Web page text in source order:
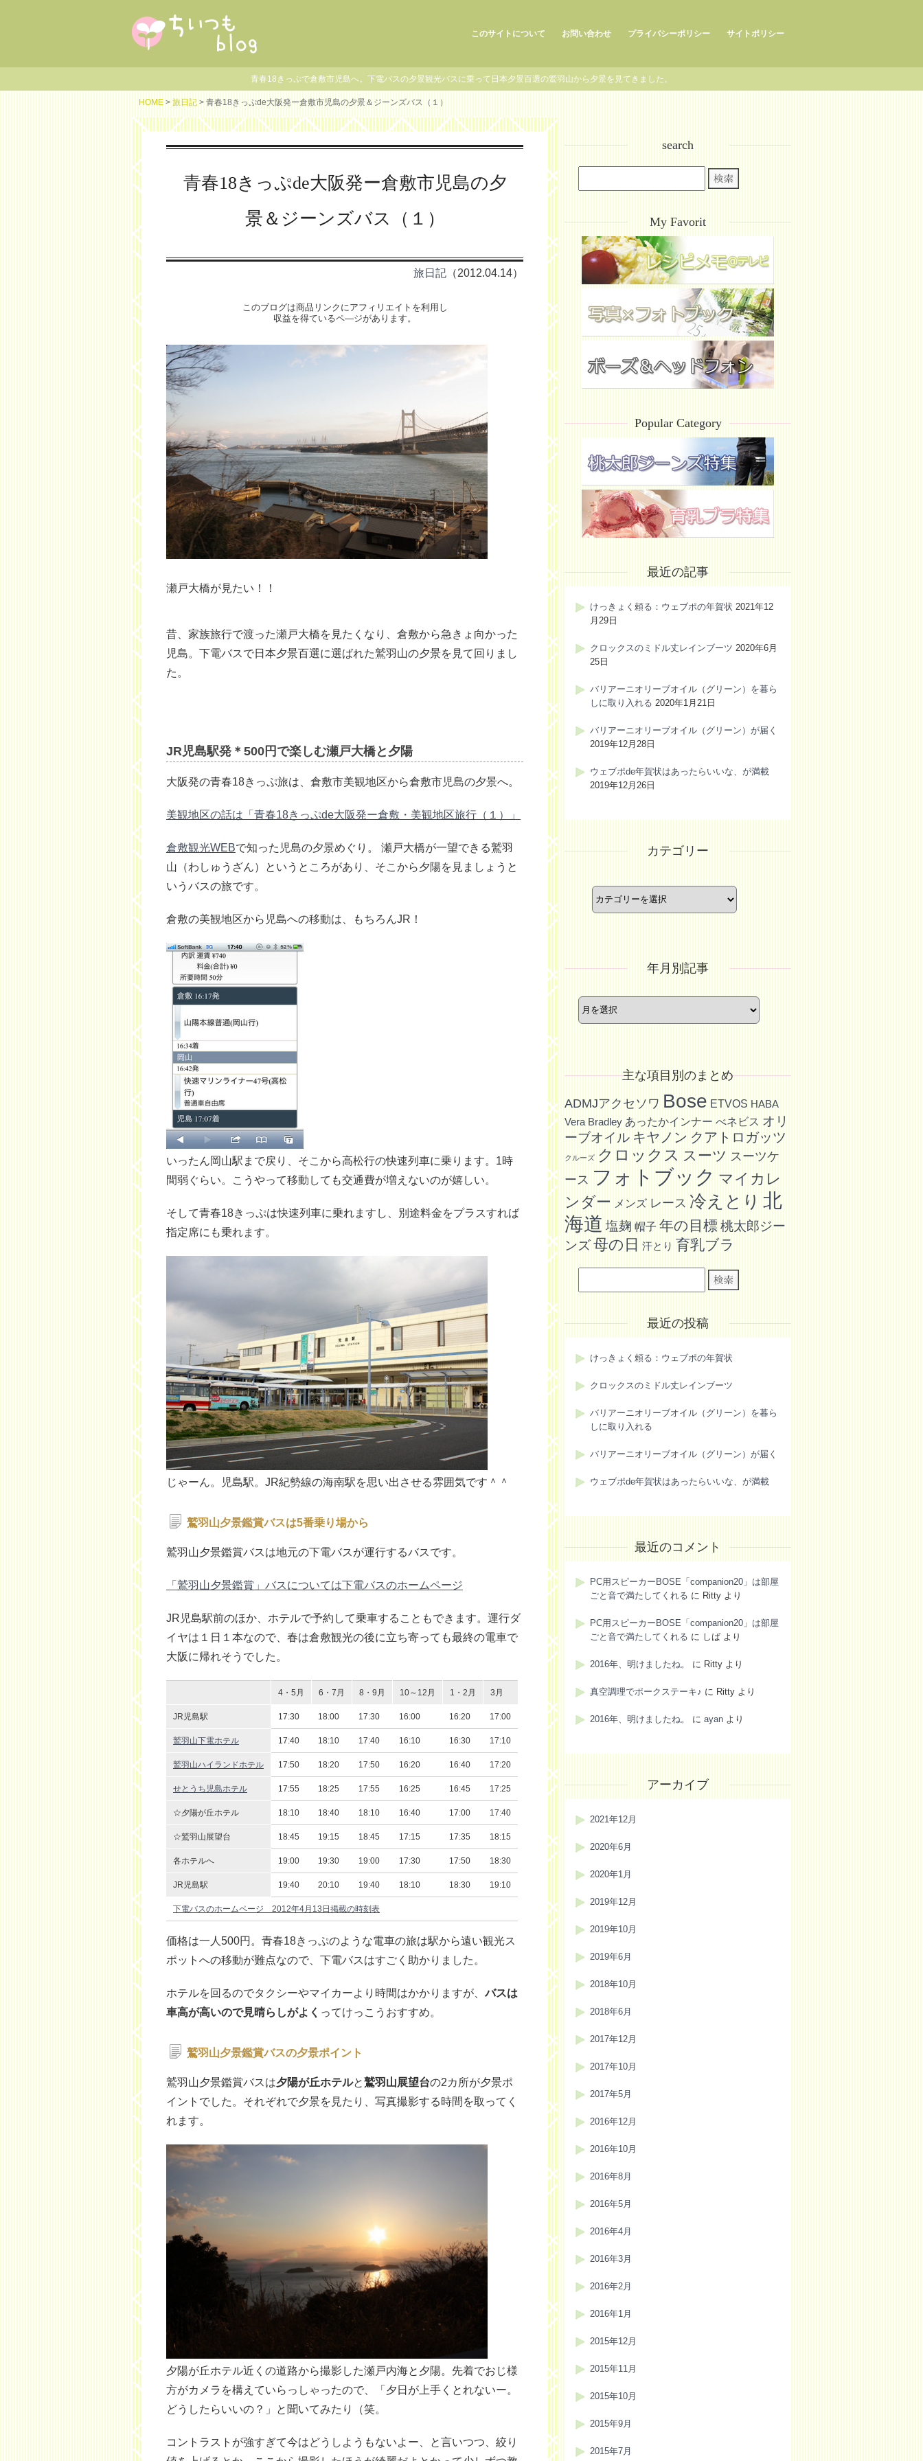
このサイトについて お問い合わせ プライバシーポリシー サイトポリシー
青春18きっぷで倉敷市児島へ。下電バスの夕景観光バスに乗って日本夕景百選の鷲羽山から夕景を見てきました。
HOME > 旅日記 > 青春18きっぷde大阪発ー倉敷市児島の夕景＆ジーンズバス（１）
青春18きっぷde大阪発ー倉敷市児島の夕
景＆ジーンズバス（１）
旅日記 （2012.04.14）
このブログは商品リンクにアフィリエイトを利用し
収益を得ているペ―ジがあります。
瀬戸大橋が見たい！！
昔、家族旅行で渡った瀬戸大橋を見たくなり、倉敷から急きょ向かった
児島。下電バスで日本夕景百選に選ばれた鷲羽山の夕景を見て回りまし
た。
JR児島駅発＊500円で楽しむ瀬戸大橋と夕陽
大阪発の青春18きっぷ旅は、倉敷市美観地区から倉敷市児島の夕景へ。
美観地区の話は「青春18きっぷde大阪発ー倉敷・美観地区旅行（１）」
倉敷観光WEBで知った児島の夕景めぐり。 瀬戸大橋が一望できる鷲羽
山（わしゅうざん）というところがあり、そこから夕陽を見ましょうと
いうバスの旅です。
倉敷の美観地区から児島への移動は、もちろんJR！
いったん岡山駅まで戻り、そこから高松行の快速列車に乗ります。1時
間弱ぐらい。こうやって移動しても交通費が増えないのが嬉しい。
そして青春18きっぷは快速列車に乗れますし、別途料金をプラスすれば
指定席にも乗れます。
じゃーん。児島駅。JR紀勢線の海南駅を思い出させる雰囲気です＾＾
鷲羽山夕景鑑賞バスは5番乗り場から
鷲羽山夕景鑑賞バスは地元の下電バスが運行するバスです。
「鷲羽山夕景鑑賞」バスについては下電バスのホームページ
JR児島駅前のほか、ホテルで予約して乗車することもできます。運行ダ
イヤは１日１本なので、春は倉敷観光の後に立ち寄っても最終の電車で
大阪に帰れそうでした。
4・5月 6・7月 8・9月 10～12月 1・2月 3月
JR児島駅 17:30 18:00 17:30 16:00 16:20 17:00
鷲羽山下電ホテル 17:40 18:10 17:40 16:10 16:30 17:10
鷲羽山ハイランドホテル 17:50 18:20 17:50 16:20 16:40 17:20
せとうち児島ホテル 17:55 18:25 17:55 16:25 16:45 17:25
☆夕陽が丘ホテル 18:10 18:40 18:10 16:40 17:00 17:40
☆鷲羽山展望台 18:45 19:15 18:45 17:15 17:35 18:15
各ホテルへ 19:00 19:30 19:00 17:30 17:50 18:30
JR児島駅 19:40 20:10 19:40 18:10 18:30 19:10
下電バスのホームページ 2012年4月13日掲載の時刻表
価格は一人500円。青春18きっぷのような電車の旅は駅から遠い観光ス
ポットへの移動が難点なので、下電バスはすごく助かりました。
ホテルを回るのでタクシーやマイカーより時間はかかりますが、バスは
車高が高いので見晴らしがよく ってけっこうおすすめ。
鷲羽山夕景鑑賞バスの夕景ポイント
鷲羽山夕景鑑賞バスは夕陽が丘ホテルと鷲羽山展望台の2カ所が夕景ポ
イントでした。それぞれで夕景を見たり、写真撮影する時間を取ってく
れます。
夕陽が丘ホテル近くの道路から撮影した瀬戸内海と夕陽。先着でおじ様
方がカメラを構えていらっしゃったので、「夕日が上手くとれないー。
どうしたらいいの？」と聞いてみたり（笑。
コントラストが強すぎて今はどうしようもないよー、と言いつつ、絞り
search
My Favorit
Popular Category
最近の記事
けっきょく頼る：ウェブポの年賀状 2021年12
月29日
クロックスのミドル丈レインブーツ 2020年6月
25日
バリアーニオリーブオイル（グリーン）を暮ら
しに取り入れる 2020年1月21日
バリアーニオリーブオイル（グリーン）が届く
2019年12月28日
ウェブポde年賀状はあったらいいな、が満載
2019年12月26日
カテゴリー
年月別記事
主な項目別のまとめ
ADMJアクセソワ Bose ETVOS HABA
Vera Bradley あったかインナー べネビス オリ
ーブオイル キヤノン クアトロガッツ
クルーズ クロックス スーツ スーツケ
ース フォトブック マイカレ
ンダー メンズ レース 冷えとり 北
海道 塩麹 帽子 年の目標 桃太郎ジー
ンズ母の日 汗とり 育乳ブラ
最近の投稿
けっきょく頼る：ウェブポの年賀状
クロックスのミドル丈レインブーツ
バリアーニオリーブオイル（グリーン）を暮ら
しに取り入れる
バリアーニオリーブオイル（グリーン）が届く
ウェブポde年賀状はあったらいいな、が満載
最近のコメント
PC用スピーカーBOSE「companion20」は部屋
ごと音で満たしてくれる に Ritty より
PC用スピーカーBOSE「companion20」は部屋
ごと音で満たしてくれる に しば より
2016年、明けましたね。 に Ritty より
真空調理でポークステーキ♪ に Ritty より
2016年、明けましたね。 に ayan より
アーカイブ
2021年12月
2020年6月
2020年1月
2019年12月
2019年10月
2019年6月
2018年10月
2018年6月
2017年12月
2017年10月
2017年5月
2016年12月
2016年10月
2016年8月
2016年5月
2016年4月
2016年3月
2016年2月
2016年1月
2015年12月
2015年11月
2015年10月
2015年9月
2015年7月